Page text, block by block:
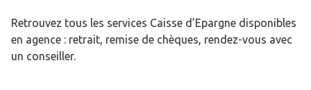
Retrouvez tous les services Caisse d’Epargne disponibles
en agence : retrait, remise de chèques, rendez-vous avec
un conseiller.